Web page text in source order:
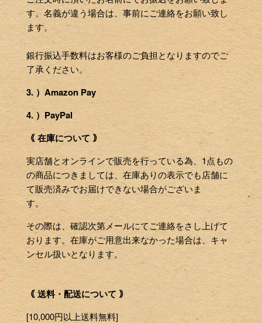
す。名義が違う場合は、事前にご連絡をお願い致し
ます。
銀行振込手数料はお客様のご負担となりますのでご
了承ください。
3. ）Amazon Pay
4. ）PayPal
｟ 在庫について ｠
実店舗とオンラインで販売を行っている為、1点もの
の商品につきましては、在庫ありの表示でも店舗に
て販売済みでお届けできない場合がございま
す。
その際は、確認次第メールにてご連絡をさし上げて
おります。在庫がご用意出来なかった場合は、キャ
ンセル扱いとなります。
｟ 送料・配送について ｠
[10,000円以上送料無料]